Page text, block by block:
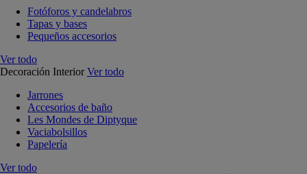
Fotóforos y candelabros
Tapas y bases
Pequeños accesorios
Ver todo
Decoración Interior Ver todo
Jarrones
Accesorios de baño
Les Mondes de Diptyque
Vaciabolsillos
Papelería
Ver todo